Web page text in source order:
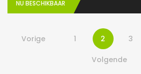
NU BESCHIKBAAR
Vorige 1 2 3
Volgende